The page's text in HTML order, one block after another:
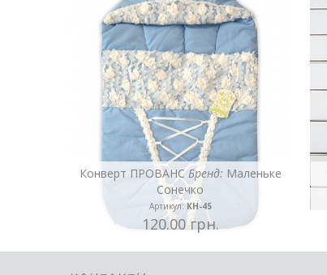
Конверт ПРОВАНСБренд: Маленьке
Сонечко
Артикул:КН-45
120.00 грн.